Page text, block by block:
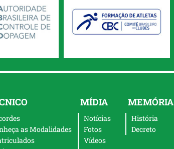
as Modalidades
MÍDIA
Notícias
Fotos
Vídeos
MEMÓRIA
História
Decreto